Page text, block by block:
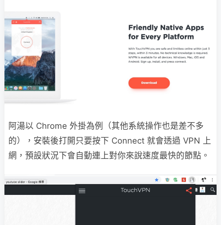
阿湯以 Chrome 外掛為例（其他系統操作也是差不多
的），安裝後打開只要按下 Connect 就會透過 VPN 上
網，預設狀況下會自動連上對你來說速度最快的節點。